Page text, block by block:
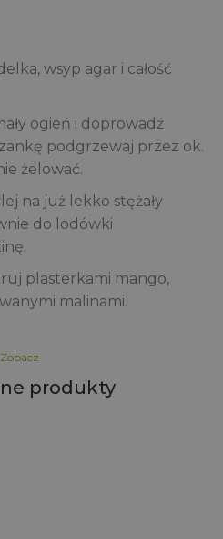
wsyp agar i całość
ogień i doprowadź
podgrzewaj przez ok.
żelować.
na już lekko stężały
do lodówki
plasterkami mango,
malinami.
Zobacz
produkty